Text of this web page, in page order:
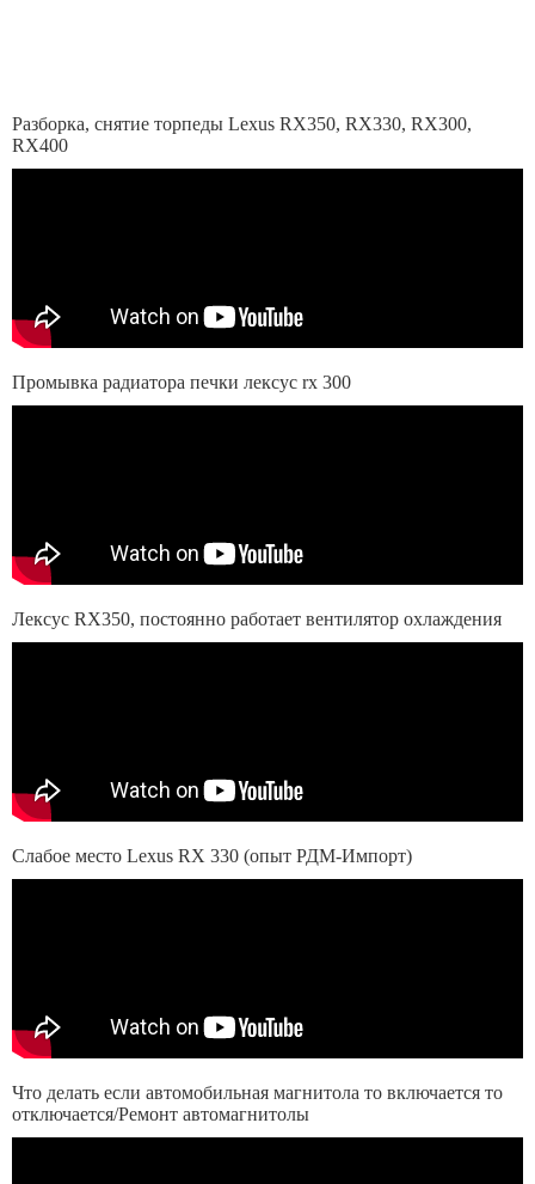
Разборка, снятие торпеды Lexus RX350, RX330, RX300,
RX400
Промывка радиатора печки лексус rx 300
Лексус RX350, постоянно работает вентилятор охлаждения
Слабое место Lexus RX 330 (опыт РДМ-Импорт)
Что делать если автомобильная магнитола то включается то
отключается/Ремонт автомагнитолы